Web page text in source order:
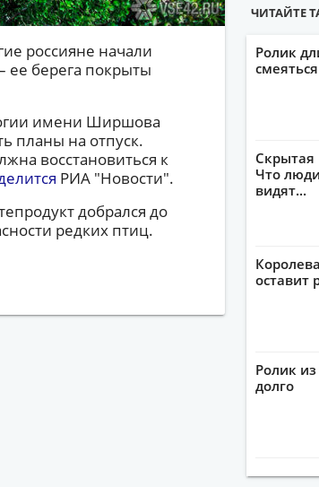
россияне начали
ее берега покрыты
имени Ширшова
планы на отпуск.
восстановиться к
РИА "Новости".
добрался до
редких птиц.
ЧИТАЙТЕ
Ролик
Что
видят...
оставит
Ролик
долго